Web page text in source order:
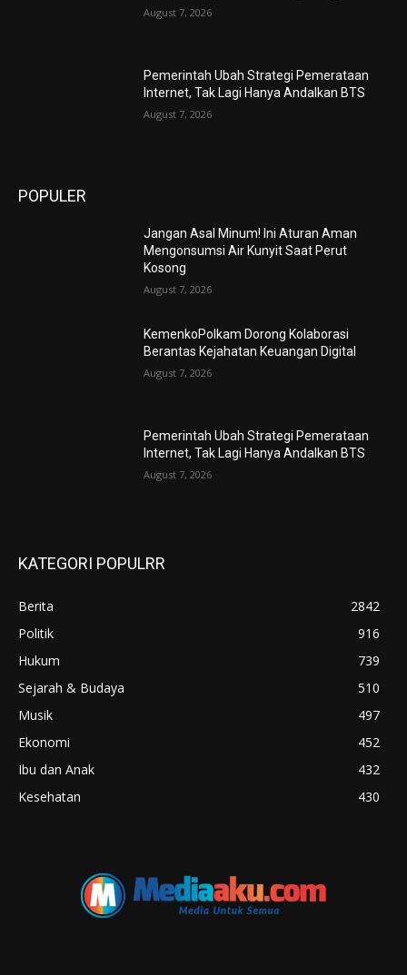
August 7, 2026
Pemerintah Ubah Strategi Pemerataan
Internet, Tak Lagi Hanya Andalkan BTS
August 7, 2026
POPULER
Jangan Asal Minum! Ini Aturan Aman
Mengonsumsi Air Kunyit Saat Perut
Kosong
August 7, 2026
KemenkoPolkam Dorong Kolaborasi
Berantas Kejahatan Keuangan Digital
August 7, 2026
Pemerintah Ubah Strategi Pemerataan
Internet, Tak Lagi Hanya Andalkan BTS
August 7, 2026
KATEGORI POPULRR
Berita
2842
Politik
916
Hukum
739
Sejarah & Budaya
510
Musik
497
Ekonomi
452
Ibu dan Anak
432
Kesehatan
430